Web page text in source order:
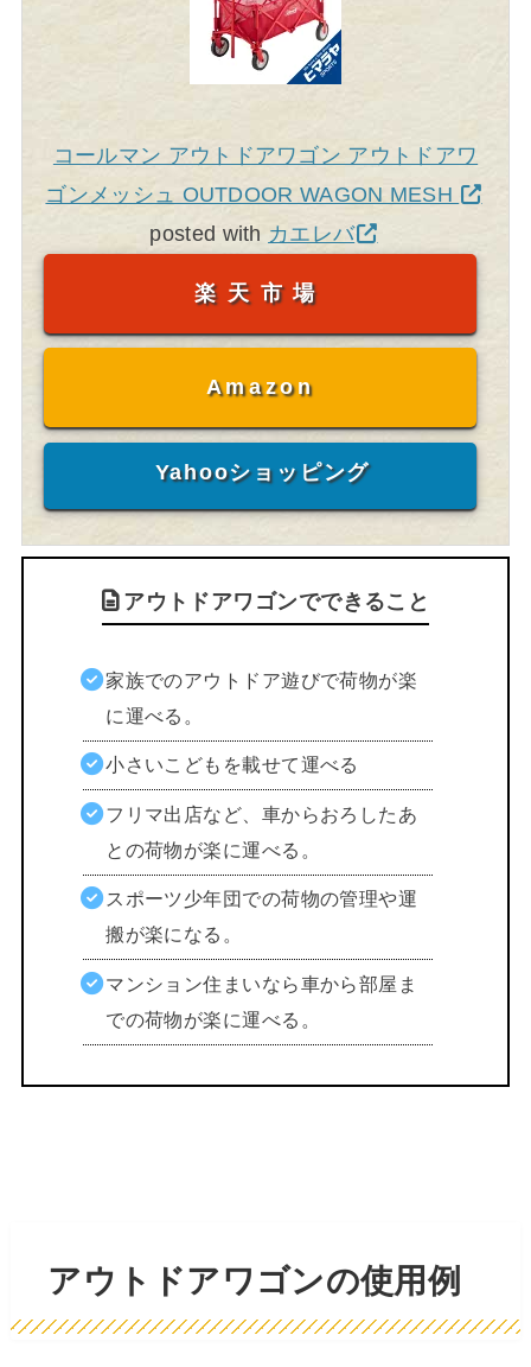
コールマン アウトドアワゴン アウトドアワ
ゴンメッシュ OUTDOOR WAGON MESH
posted with カエレバ
楽天市場
Amazon
Yahooショッピング
アウトドアワゴンでできること
家族でのアウトドア遊びで荷物が楽
に運べる。
小さいこどもを載せて運べる
フリマ出店など、車からおろしたあ
との荷物が楽に運べる。
スポーツ少年団での荷物の管理や運
搬が楽になる。
マンション住まいなら車から部屋ま
での荷物が楽に運べる。
アウトドアワゴンの使用例